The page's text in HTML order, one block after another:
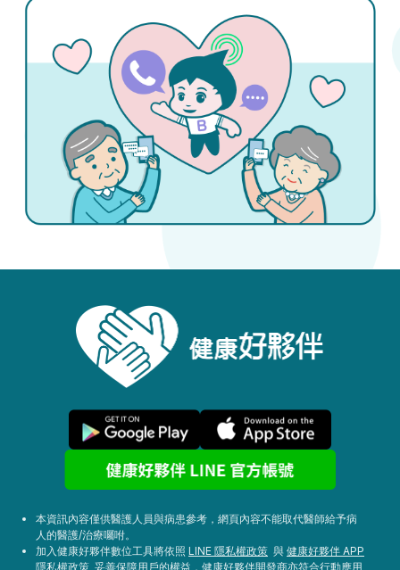
本資訊內容僅供醫護人員與病患參考，網頁內容不能取代醫師給予病
人的醫護/治療囑咐。
加入健康好夥伴數位工具將依照 LINE 隱私權政策 與 健康好夥伴 APP
隱私權政策 妥善保障用戶的權益，健康好夥伴開發商亦符合行動應用